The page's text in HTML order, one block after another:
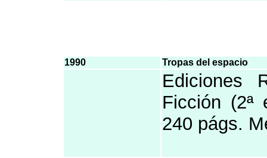
1990 Tropas del espacio
Ediciones
Ficción (2ª
240 págs.